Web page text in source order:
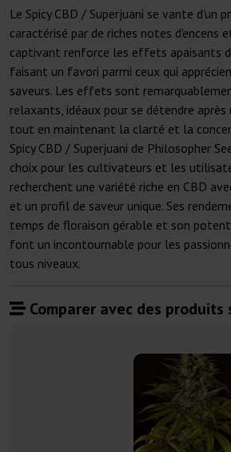
Le Spicy CBD / Superjuani se vante d'un
caractérisé par de riches notes d'encens
captivant renforce les effets apaisants
faisant un favori parmi ceux qui
saveurs. Les effets sont
relaxants, idéaux pour se détendre
tout en maintenant la clarté et la
Spicy CBD / Superjuani de Philosopher
choix pour les cultivateurs et les
recherchent une variété riche en CBD
et un profil de saveur unique. Ses
temps de floraison gérable et son
font un incontournable pour les
tous niveaux.
Comparer avec des produits